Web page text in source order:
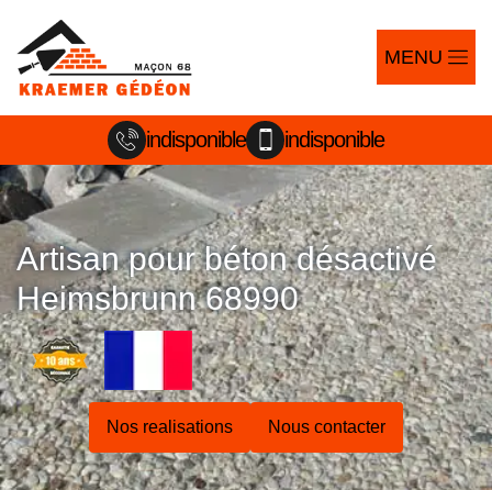
MENU
indisponible indisponible
Artisan pour béton désactivé
Heimsbrunn 68990
Nos realisations Nous contacter